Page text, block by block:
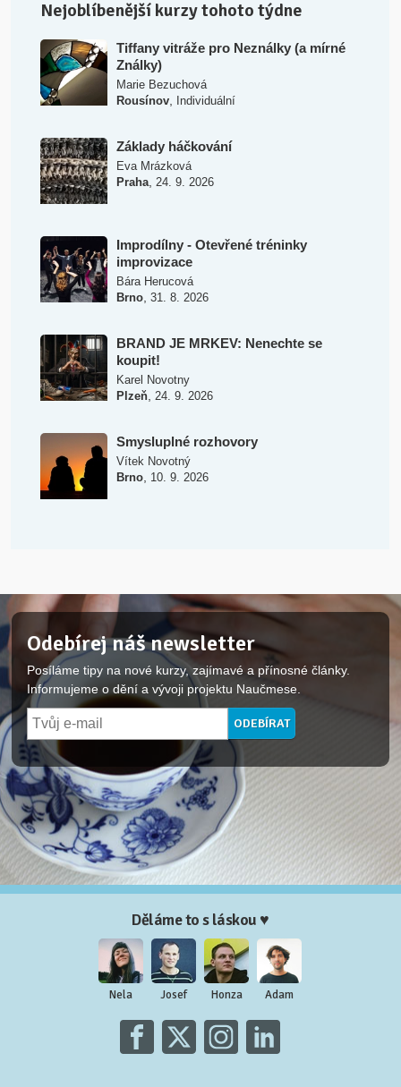
Nejoblíbenější kurzy tohoto týdne
Tiffany vitráže pro Neználky (a mírné
Ználky)
Marie Bezuchová
Rousínov, Individuální
Základy háčkování
Eva Mrázková
Praha, 24. 9. 2026
Improdílny - Otevřené tréninky
improvizace
Bára Herucová
Brno, 31. 8. 2026
BRAND JE MRKEV: Nenechte se
koupit!
Karel Novotny
Plzeň, 24. 9. 2026
Smysluplné rozhovory
Vítek Novotný
Brno, 10. 9. 2026
Odebírej náš newsletter
Posíláme tipy na nové kurzy, zajímavé a přínosné články.
Informujeme o dění a vývoji projektu Naučmese.
Děláme to s láskou ♥
Nela Josef Honza Adam